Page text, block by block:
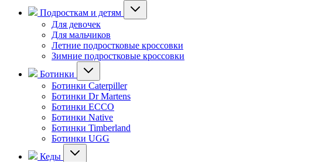
Подросткам и детям
Для девочек
Для мальчиков
Летние подростковые кроссовки
Зимние подростковые кроссовки
Ботинки
Ботинки Caterpiller
Ботинки Dr Martens
Ботинки ECCO
Ботинки Native
Ботинки Timberland
Ботинки UGG
Кеды